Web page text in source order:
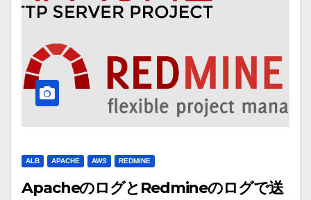
ALB APACHE AWS REDMINE
ApacheのログとRedmineのログで送